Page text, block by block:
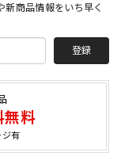
新商品情報をいち早く
登録
無料
ジ有